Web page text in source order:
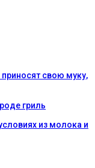
свою муку,
гриль
из молока и